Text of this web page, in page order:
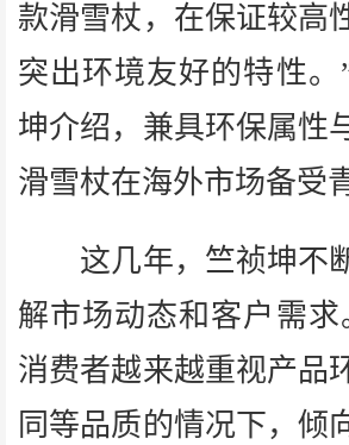
款滑雪杖，在保证较高
突出环境友好的特性。
坤介绍，兼具环保属性
滑雪杖在海外市场备受
这几年，竺祯坤不
解市场动态和客户需求
消费者越来越重视产品
同等品质的情况下，倾